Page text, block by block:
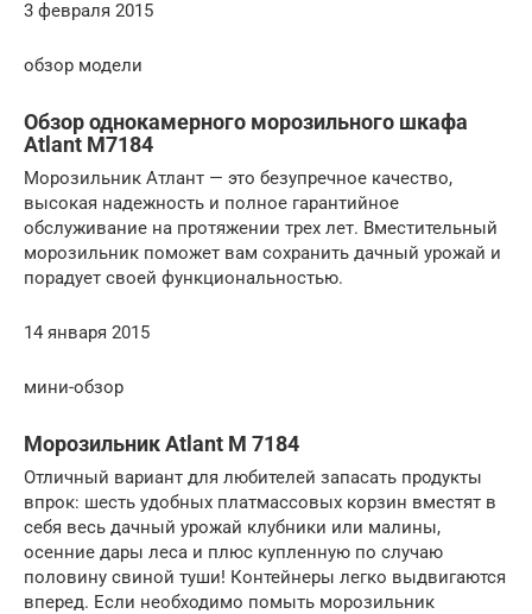
3 февраля 2015
обзор модели
Обзор однокамерного морозильного шкафа
Atlant M7184
Морозильник Атлант — это безупречное качество,
высокая надежность и полное гарантийное
обслуживание на протяжении трех лет. Вместительный
морозильник поможет вам сохранить дачный урожай и
порадует своей функциональностью.
14 января 2015
мини-обзор
Морозильник Atlant M 7184
Отличный вариант для любителей запасать продукты
впрок: шесть удобных платмассовых корзин вместят в
себя весь дачный урожай клубники или малины,
осенние дары леса и плюс купленную по случаю
половину свиной туши! Контейнеры легко выдвигаются
вперед. Если необходимо помыть морозильник